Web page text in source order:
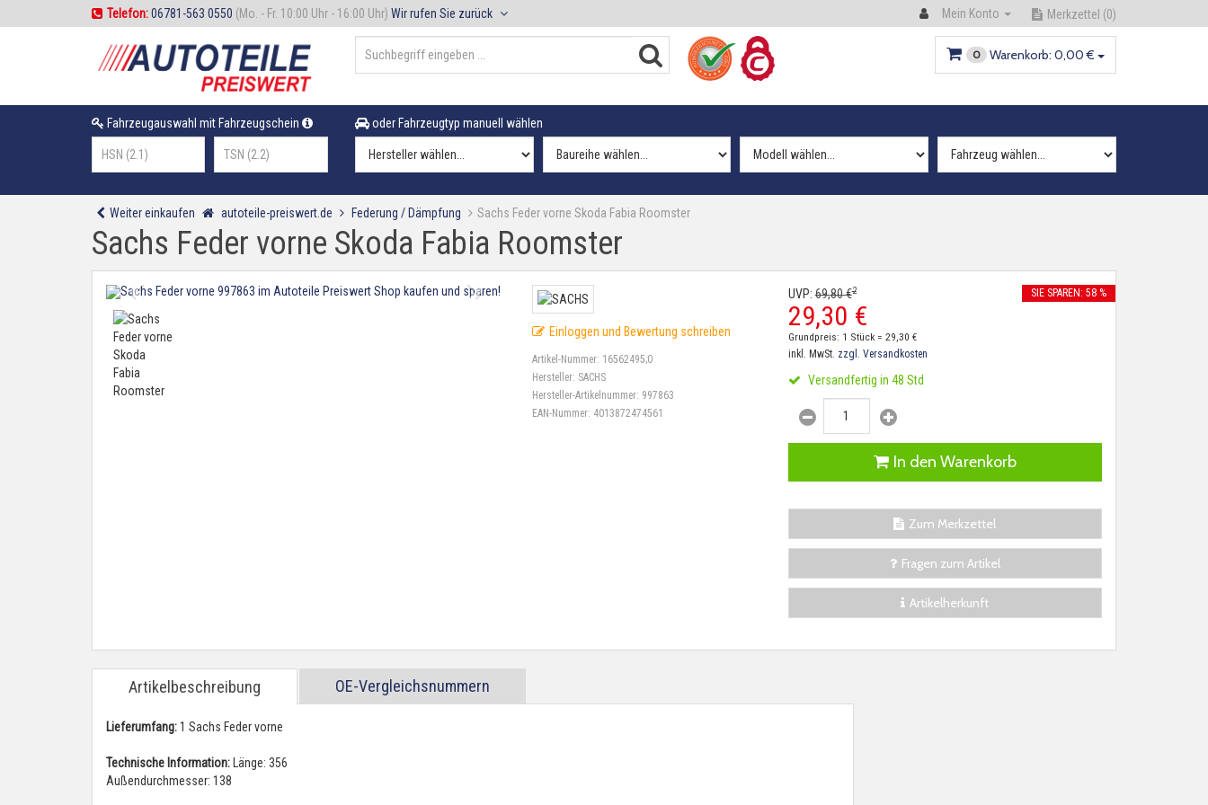
Telefon:06781-563 0550 (Mo. - Fr. 10:00 Uhr - 16:00 Uhr) Wir rufen Sie zurück Mein Konto Merkzettel (0)
0 Warenkorb: 0,00 €
Fahrzeugauswahl mit Fahrzeugschein oder Fahrzeugtyp manuell wählen
Weiter einkaufen autoteile-preiswert.de Federung / Dämpfung Sachs Feder vorne Skoda Fabia Roomster
Sachs Feder vorne Skoda Fabia Roomster
Einloggen und Bewertung schreiben
Artikel-Nummer: 16562495;0
Hersteller: SACHS
Hersteller-Artikelnummer: 997863
EAN-Nummer: 4013872474561
UVP:69,80€2
29,30 €
SIE SPAREN: 58 %
Grundpreis: 1 Stück = 29,30 €
inkl. MwSt. zzgl. Versandkosten
Versandfertig in 48 Std
In den Warenkorb
Zum Merkzettel
Fragen zum Artikel
Artikelherkunft
Artikelbeschreibung OE-Vergleichsnummern
Lieferumfang:1 Sachs Feder vorne
Technische Information: Länge: 356
Außendurchmesser: 138